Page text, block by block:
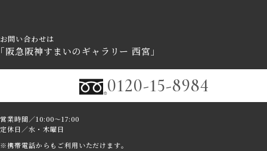
お問い合わせは
｢阪急阪神すまいのギャラリー 西宮｣
0120-15-8984
営業時間／10:00～17:00
定休日／水・木曜日
※携帯電話からもご利用いただけます｡